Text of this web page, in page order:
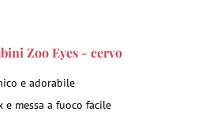
Zoo Eyes - cervo
e adorabile
messa a fuoco facile